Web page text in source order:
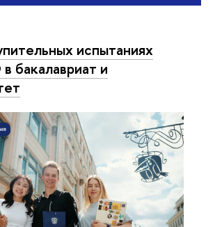
испытаниях
и